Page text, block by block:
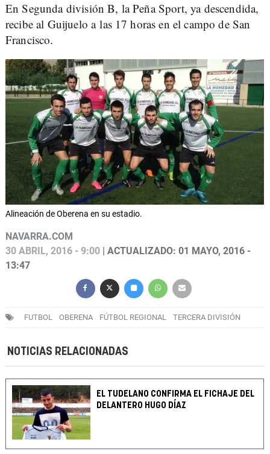
En Segunda división B, la Peña Sport, ya descendida,
recibe al Guijuelo a las 17 horas en el campo de San
Francisco.
Alineación de Oberena en su estadio.
NAVARRA.COM
30 ABRIL, 2016 - 9:00 | ACTUALIZADO: 01 MAYO, 2016 -
13:47
FUTBOL OBERENA FÚTBOL REGIONAL TERCERA DIVISIÓN
NOTICIAS RELACIONADAS
EL TUDELANO CONFIRMA EL FICHAJE DEL
DELANTERO HUGO DÍAZ